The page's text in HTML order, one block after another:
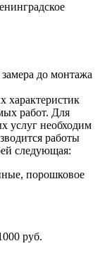
до монтажа
характеристик
работ. Для
услуг необходим
работы
следующая:
порошковое
руб.